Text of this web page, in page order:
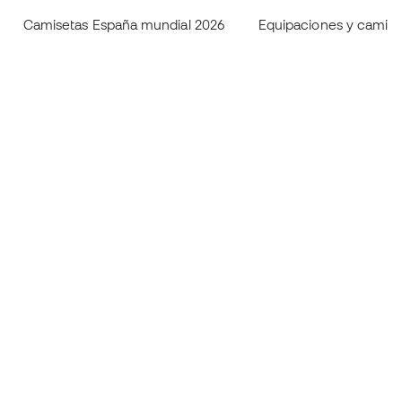
Camisetas España mundial 2026 Equipaciones y